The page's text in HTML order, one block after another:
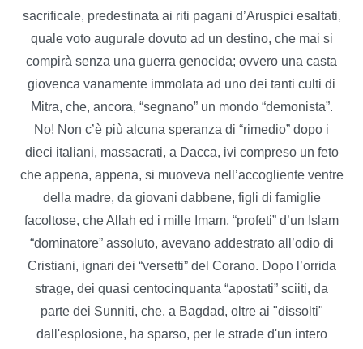
sacrificale, predestinata ai riti pagani d’Aruspici esaltati,
quale voto augurale dovuto ad un destino, che mai si
compirà senza una guerra genocida; ovvero una casta
giovenca vanamente immolata ad uno dei tanti culti di
Mitra, che, ancora, “segnano” un mondo “demonista”.
No! Non c’è più alcuna speranza di “rimedio” dopo i
dieci italiani, massacrati, a Dacca, ivi compreso un feto
che appena, appena, si muoveva nell’accogliente ventre
della madre, da giovani dabbene, figli di famiglie
facoltose, che Allah ed i mille Imam, “profeti” d’un Islam
“dominatore” assoluto, avevano addestrato all’odio di
Cristiani, ignari dei “versetti” del Corano. Dopo l’orrida
strage, dei quasi centocinquanta “apostati” sciiti, da
parte dei Sunniti, che, a Bagdad, oltre ai "dissolti"
dall'esplosione, ha sparso, per le strade d'un intero